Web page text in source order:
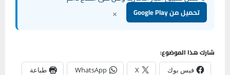
تحميل من Google Play ×
شارك هذا الموضوع:
فيس بوك X
WhatsApp طباعة